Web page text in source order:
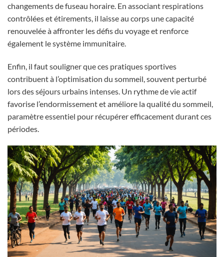
changements de fuseau horaire. En associant respirations
contrôlées et étirements, il laisse au corps une capacité
renouvelée à affronter les défis du voyage et renforce
également le système immunitaire.
Enfin, il faut souligner que ces pratiques sportives
contribuent à l’optimisation du sommeil, souvent perturbé
lors des séjours urbains intenses. Un rythme de vie actif
favorise l’endormissement et améliore la qualité du sommeil,
paramètre essentiel pour récupérer efficacement durant ces
périodes.